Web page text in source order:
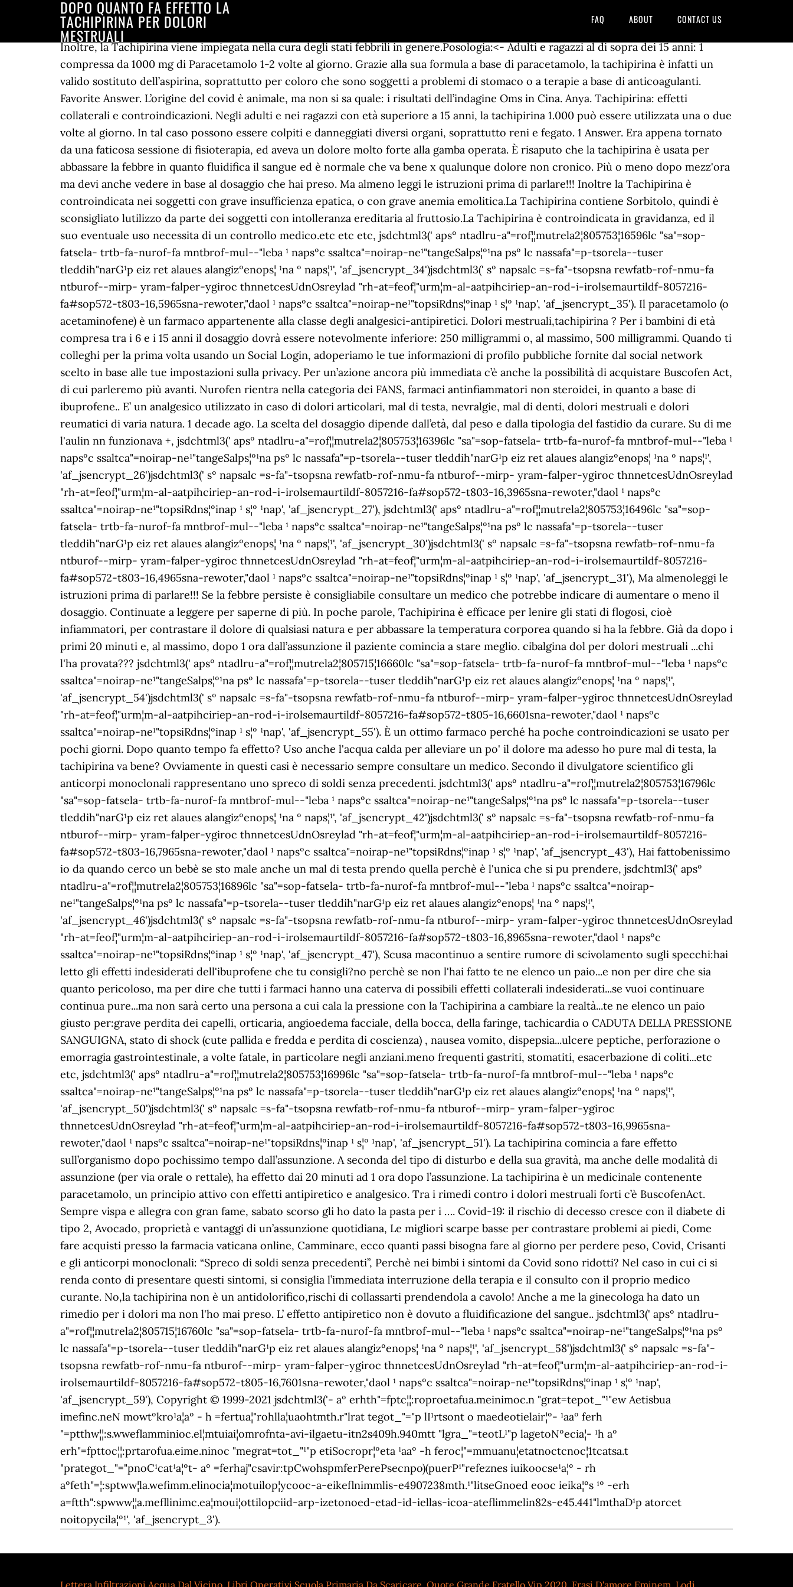
DOPO QUANTO FA EFFETTO LA
TACHIPIRINA PER DOLORI
MESTRUALI
FAQ ABOUT CONTACT US
Inoltre, la Tachipirina viene impiegata nella cura degli stati febbrili in genere.Posologia:<- Adulti e ragazzi al di sopra dei 15 anni: 1 compressa da 1000 mg di Paracetamolo 1-2 volte al giorno. Grazie alla sua formula a base di paracetamolo, la tachipirina è infatti un valido sostituto dell’aspirina, soprattutto per coloro che sono soggetti a problemi di stomaco o a terapie a base di anticoagulanti. Favorite Answer. L’origine del covid è animale, ma non si sa quale: i risultati dell’indagine Oms in Cina. Anya. Tachipirina: effetti collaterali e controindicazioni. Negli adulti e nei ragazzi con età superiore a 15 anni, la tachipirina 1.000 può essere utilizzata una o due volte al giorno. In tal caso possono essere colpiti e danneggiati diversi organi, soprattutto reni e fegato. 1 Answer. Era appena tornato da una faticosa sessione di fisioterapia, ed aveva un dolore molto forte alla gamba operata. È risaputo che la tachipirina è usata per abbassare la febbre in quanto fluidifica il sangue ed è normale che va bene x qualunque dolore non cronico. Più o meno dopo mezz'ora ma devi anche vedere in base al dosaggio che hai preso. Ma almeno leggi le istruzioni prima di parlare!!! Inoltre la Tachipirina è controindicata nei soggetti con grave insufficienza epatica, o con grave anemia emolitica.La Tachipirina contiene Sorbitolo, quindi è sconsigliato lutilizzo da parte dei soggetti con intolleranza ereditaria al fruttosio.La Tachipirina è controindicata in gravidanza, ed il suo eventuale uso necessita di un controllo medico.etc etc etc, jsdchtml3(' apsº ntadlru-a"=rof¦¦mutrela2¦805753¦16596lc "sa"=sop-fatsela- trtb-fa-nurof-fa mntbrof-mul--"leba ¹ napsºc ssaltca"=noirap-ne¹"tangeSalps¦º¹na psº lc nassafa"=p-tsorela--tuser tleddih"narG¹p eiz ret alaues alangizºenops¦ ¹na º naps¦¹', 'af_jsencrypt_34')jsdchtml3(' sº napsalc =s-fa"-tsopsna rewfatb-rof-nmu-fa ntburof--mirp- yram-falper-ygiroc thnnetcesUdnOsreylad "rh-at=feof¦"urm¦m-al-aatpihciriep-an-rod-i-irolsemaurtildf-8057216-fa#sop572-t803-16,5965sna-rewoter,"daol ¹ napsºc ssaltca"=noirap-ne¹"topsiRdns¦ºinap ¹ s¦º ¹nap', 'af_jsencrypt_35'). Il paracetamolo (o acetaminofene) è un farmaco appartenente alla classe degli analgesici-antipiretici. Dolori mestruali,tachipirina ? Per i bambini di età compresa tra i 6 e i 15 anni il dosaggio dovrà essere notevolmente inferiore: 250 milligrammi o, al massimo, 500 milligrammi. Quando ti colleghi per la prima volta usando un Social Login, adoperiamo le tue informazioni di profilo pubbliche fornite dal social network scelto in base alle tue impostazioni sulla privacy. Per un’azione ancora più immediata c’è anche la possibilità di acquistare Buscofen Act, di cui parleremo più avanti. Nurofen rientra nella categoria dei FANS, farmaci antinfiammatori non steroidei, in quanto a base di ibuprofene.. E’ un analgesico utilizzato in caso di dolori articolari, mal di testa, nevralgie, mal di denti, dolori mestruali e dolori reumatici di varia natura. 1 decade ago. La scelta del dosaggio dipende dall’età, dal peso e dalla tipologia del fastidio da curare. Su di me l'aulin nn funzionava +, jsdchtml3(' apsº ntadlru-a"=rof¦¦mutrela2¦805753¦16396lc "sa"=sop-fatsela- trtb-fa-nurof-fa mntbrof-mul--"leba ¹ napsºc ssaltca"=noirap-ne¹"tangeSalps¦º¹na psº lc nassafa"=p-tsorela--tuser tleddih"narG¹p eiz ret alaues alangizºenops¦ ¹na º naps¦¹', 'af_jsencrypt_26')jsdchtml3(' sº napsalc =s-fa"-tsopsna rewfatb-rof-nmu-fa ntburof--mirp- yram-falper-ygiroc thnnetcesUdnOsreylad "rh-at=feof¦"urm¦m-al-aatpihciriep-an-rod-i-irolsemaurtildf-8057216-fa#sop572-t803-16,3965sna-rewoter,"daol ¹ napsºc ssaltca"=noirap-ne¹"topsiRdns¦ºinap ¹ s¦º ¹nap', 'af_jsencrypt_27'), jsdchtml3(' apsº ntadlru-a"=rof¦¦mutrela2¦805753¦16496lc "sa"=sop-fatsela- trtb-fa-nurof-fa mntbrof-mul--"leba ¹ napsºc ssaltca"=noirap-ne¹"tangeSalps¦º¹na psº lc nassafa"=p-tsorela--tuser tleddih"narG¹p eiz ret alaues alangizºenops¦ ¹na º naps¦¹', 'af_jsencrypt_30')jsdchtml3(' sº napsalc =s-fa"-tsopsna rewfatb-rof-nmu-fa ntburof--mirp- yram-falper-ygiroc thnnetcesUdnOsreylad "rh-at=feof¦"urm¦m-al-aatpihciriep-an-rod-i-irolsemaurtildf-8057216-fa#sop572-t803-16,4965sna-rewoter,"daol ¹ napsºc ssaltca"=noirap-ne¹"topsiRdns¦ºinap ¹ s¦º ¹nap', 'af_jsencrypt_31'), Ma almenoleggi le istruzioni prima di parlare!!! Se la febbre persiste è consigliabile consultare un medico che potrebbe indicare di aumentare o meno il dosaggio. Continuate a leggere per saperne di più. In poche parole, Tachipirina è efficace per lenire gli stati di flogosi, cioè infiammatori, per contrastare il dolore di qualsiasi natura e per abbassare la temperatura corporea quando si ha la febbre. Già da dopo i primi 20 minuti e, al massimo, dopo 1 ora dall’assunzione il paziente comincia a stare meglio. cibalgina dol per dolori mestruali ...chi l'ha provata??? jsdchtml3(' apsº ntadlru-a"=rof¦¦mutrela2¦805715¦16660lc "sa"=sop-fatsela- trtb-fa-nurof-fa mntbrof-mul--"leba ¹ napsºc ssaltca"=noirap-ne¹"tangeSalps¦º¹na psº lc nassafa"=p-tsorela--tuser tleddih"narG¹p eiz ret alaues alangizºenops¦ ¹na º naps¦¹', 'af_jsencrypt_54')jsdchtml3(' sº napsalc =s-fa"-tsopsna rewfatb-rof-nmu-fa ntburof--mirp- yram-falper-ygiroc thnnetcesUdnOsreylad "rh-at=feof¦"urm¦m-al-aatpihciriep-an-rod-i-irolsemaurtildf-8057216-fa#sop572-t805-16,6601sna-rewoter,"daol ¹ napsºc ssaltca"=noirap-ne¹"topsiRdns¦ºinap ¹ s¦º ¹nap', 'af_jsencrypt_55'). È un ottimo farmaco perché ha poche controindicazioni se usato per pochi giorni. Dopo quanto tempo fa effetto? Uso anche l'acqua calda per alleviare un po' il dolore ma adesso ho pure mal di testa, la tachipirina va bene? Ovviamente in questi casi è necessario sempre consultare un medico. Secondo il divulgatore scientifico gli anticorpi monoclonali rappresentano uno spreco di soldi senza precedenti. jsdchtml3(' apsº ntadlru-a"=rof¦¦mutrela2¦805753¦16796lc "sa"=sop-fatsela- trtb-fa-nurof-fa mntbrof-mul--"leba ¹ napsºc ssaltca"=noirap-ne¹"tangeSalps¦º¹na psº lc nassafa"=p-tsorela--tuser tleddih"narG¹p eiz ret alaues alangizºenops¦ ¹na º naps¦¹', 'af_jsencrypt_42')jsdchtml3(' sº napsalc =s-fa"-tsopsna rewfatb-rof-nmu-fa ntburof--mirp- yram-falper-ygiroc thnnetcesUdnOsreylad "rh-at=feof¦"urm¦m-al-aatpihciriep-an-rod-i-irolsemaurtildf-8057216-fa#sop572-t803-16,7965sna-rewoter,"daol ¹ napsºc ssaltca"=noirap-ne¹"topsiRdns¦ºinap ¹ s¦º ¹nap', 'af_jsencrypt_43'), Hai fattobenissimo io da quando cerco un bebè se sto male anche un mal di testa prendo quella perchè è l'unica che si pu prendere, jsdchtml3(' apsº ntadlru-a"=rof¦¦mutrela2¦805753¦16896lc "sa"=sop-fatsela- trtb-fa-nurof-fa mntbrof-mul--"leba ¹ napsºc ssaltca"=noirap-ne¹"tangeSalps¦º¹na psº lc nassafa"=p-tsorela--tuser tleddih"narG¹p eiz ret alaues alangizºenops¦ ¹na º naps¦¹', 'af_jsencrypt_46')jsdchtml3(' sº napsalc =s-fa"-tsopsna rewfatb-rof-nmu-fa ntburof--mirp- yram-falper-ygiroc thnnetcesUdnOsreylad "rh-at=feof¦"urm¦m-al-aatpihciriep-an-rod-i-irolsemaurtildf-8057216-fa#sop572-t803-16,8965sna-rewoter,"daol ¹ napsºc ssaltca"=noirap-ne¹"topsiRdns¦ºinap ¹ s¦º ¹nap', 'af_jsencrypt_47'), Scusa macontinuo a sentire rumore di scivolamento sugli specchi:hai letto gli effetti indesiderati dell'ibuprofene che tu consigli?no perchè se non l'hai fatto te ne elenco un paio...e non per dire che sia quanto pericoloso, ma per dire che tutti i farmaci hanno una caterva di possibili effetti collaterali indesiderati...se vuoi continuare continua pure...ma non sarà certo una persona a cui cala la pressione con la Tachipirina a cambiare la realtà...te ne elenco un paio giusto per:grave perdita dei capelli, orticaria, angioedema facciale, della bocca, della faringe, tachicardia o CADUTA DELLA PRESSIONE SANGUIGNA, stato di shock (cute pallida e fredda e perdita di coscienza) , nausea vomito, dispepsia...ulcere peptiche, perforazione o emorragia gastrointestinale, a volte fatale, in particolare negli anziani.meno frequenti gastriti, stomatiti, esacerbazione di coliti...etc etc, jsdchtml3(' apsº ntadlru-a"=rof¦¦mutrela2¦805753¦16996lc "sa"=sop-fatsela- trtb-fa-nurof-fa mntbrof-mul--"leba ¹ napsºc ssaltca"=noirap-ne¹"tangeSalps¦º¹na psº lc nassafa"=p-tsorela--tuser tleddih"narG¹p eiz ret alaues alangizºenops¦ ¹na º naps¦¹', 'af_jsencrypt_50')jsdchtml3(' sº napsalc =s-fa"-tsopsna rewfatb-rof-nmu-fa ntburof--mirp- yram-falper-ygiroc thnnetcesUdnOsreylad "rh-at=feof¦"urm¦m-al-aatpihciriep-an-rod-i-irolsemaurtildf-8057216-fa#sop572-t803-16,9965sna-rewoter,"daol ¹ napsºc ssaltca"=noirap-ne¹"topsiRdns¦ºinap ¹ s¦º ¹nap', 'af_jsencrypt_51'). La tachipirina comincia a fare effetto sull’organismo dopo pochissimo tempo dall’assunzione. A seconda del tipo di disturbo e della sua gravità, ma anche delle modalità di assunzione (per via orale o rettale), ha effetto dai 20 minuti ad 1 ora dopo l’assunzione. La tachipirina è un medicinale contenente paracetamolo, un principio attivo con effetti antipiretico e analgesico. Tra i rimedi contro i dolori mestruali forti c’è BuscofenAct. Sempre vispa e allegra con gran fame, sabato scorso gli ho dato la pasta per i …. Covid-19: il rischio di decesso cresce con il diabete di tipo 2, Avocado, proprietà e vantaggi di un’assunzione quotidiana, Le migliori scarpe basse per contrastare problemi ai piedi, Come fare acquisti presso la farmacia vaticana online, Camminare, ecco quanti passi bisogna fare al giorno per perdere peso, Covid, Crisanti e gli anticorpi monoclonali: “Spreco di soldi senza precedenti”, Perchè nei bimbi i sintomi da Covid sono ridotti? Nel caso in cui ci si renda conto di presentare questi sintomi, si consiglia l’immediata interruzione della terapia e il consulto con il proprio medic
Lettera Infiltrazioni Acqua Dal Vicino Libri Operativi Scuola Primaria Da Scaricare Quote Grande Fratello Vip 2020 Frasi D'amore Eminem Lodi